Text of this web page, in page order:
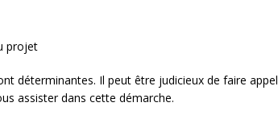
projet
déterminantes. Il peut être judicieux de faire appel
assister dans cette démarche.